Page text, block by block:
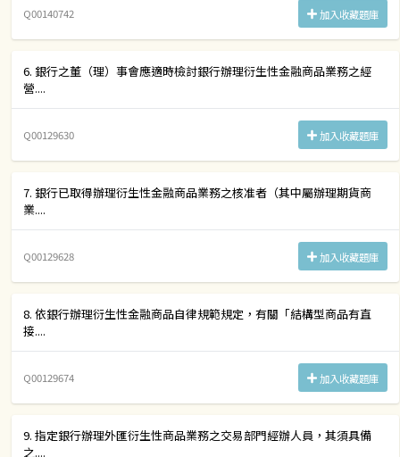
Q00140742 加入收藏題庫
6. 銀行之董（理）事會應適時檢討銀行辦理衍生性金融商品業務之經
營....
Q00129630 加入收藏題庫
7. 銀行已取得辦理衍生性金融商品業務之核准者（其中屬辦理期貨商
業....
Q00129628 加入收藏題庫
8. 依銀行辦理衍生性金融商品自律規範規定，有關「結構型商品有直
接....
Q00129674 加入收藏題庫
9. 指定銀行辦理外匯衍生性商品業務之交易部門經辦人員，其須具備
之....